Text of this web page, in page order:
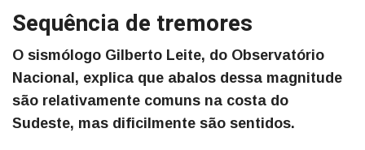
Sequência de tremores
O sismólogo Gilberto Leite, do Observatório
Nacional, explica que abalos dessa magnitude
são relativamente comuns na costa do
Sudeste, mas dificilmente são sentidos.